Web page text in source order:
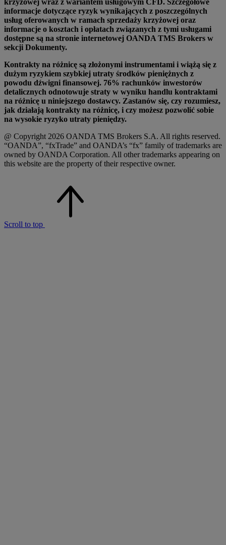
krzyżowej wraz z wariantem usługowym CFD. Szczegółowe
informacje dotyczące ryzyk wynikających z poszczególnych
usług oferowanych w ramach sprzedaży krzyżowej oraz
informacje o kosztach i opłatach związanych z tymi usługami
dostępne są na stronie internetowej OANDA TMS Brokers w
sekcji Dokumenty.
Kontrakty na różnicę są złożonymi instrumentami i wiążą się z
dużym ryzykiem szybkiej utraty środków pieniężnych z
powodu dźwigni finansowej. 76% rachunków inwestorów
detalicznych odnotowuje straty w wyniku handlu kontraktami
na różnicę u niniejszego dostawcy. Zastanów się, czy rozumiesz,
jak działają kontrakty na różnicę, i czy możesz pozwolić sobie
na wysokie ryzyko utraty pieniędzy.
@ Copyright 2026 OANDA TMS Brokers S.A. All rights reserved.
“OANDA”, “fxTrade” and OANDA’s “fx” family of trademarks are
owned by OANDA Corporation. All other trademarks appearing on
this website are the property of their respective owner.
Scroll to top